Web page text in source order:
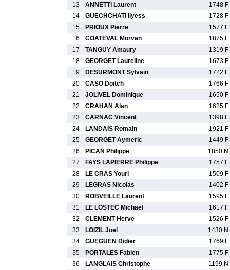
13
ANNETTI Laurent
1748 F
14
GUECHCHATI Ilyess
1728 F
15
PRIOUX Pierre
1577 F
16
COATEVAL Morvan
1875 F
17
TANGUY Amaury
1319 F
18
GEORGET Laureline
1673 F
19
DESURMONT Sylvain
1722 F
20
CASO Doitch
1766 F
21
JOLIVEL Dominique
1650 F
22
CRAHAN Alan
1625 F
23
CARNAC Vincent
1398 F
24
LANDAIS Romain
1921 F
25
GEORGET Aymeric
1449 F
26
PICAN Philippe
1850 N
27
FAYS LAPIERRE Philippe
1757 F
28
LE CRAS Youri
1509 F
29
LEGRAS Nicolas
1402 F
30
ROBVEILLE Laurent
1595 F
31
LE LOSTEC Michael
1617 F
32
CLEMENT Herve
1526 F
33
LOIZIL Joel
1430 N
34
GUEGUEN Didier
1769 F
35
PORTALES Fabien
1775 F
36
LANGLAIS Christophe
1199 N